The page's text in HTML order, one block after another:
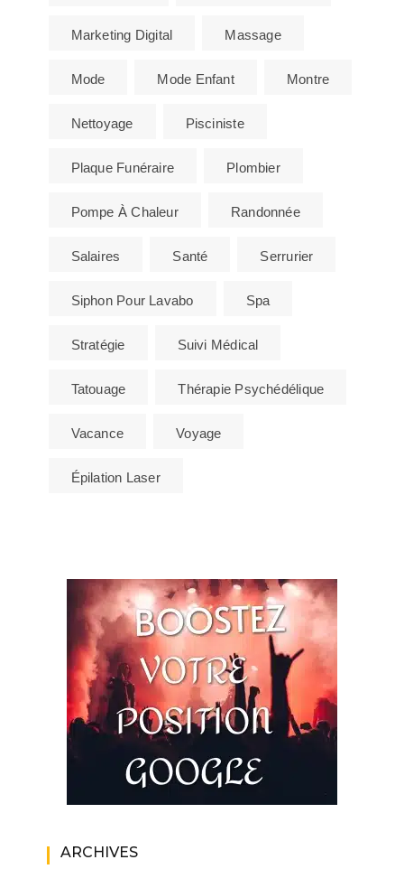
Marketing Digital Massage
Mode Mode Enfant Montre
Nettoyage Pisciniste
Plaque Funéraire Plombier
Pompe À Chaleur Randonnée
Salaires Santé Serrurier
Siphon Pour Lavabo Spa
Stratégie Suivi Médical
Tatouage Thérapie Psychédélique
Vacance Voyage
Épilation Laser
ARCHIVES